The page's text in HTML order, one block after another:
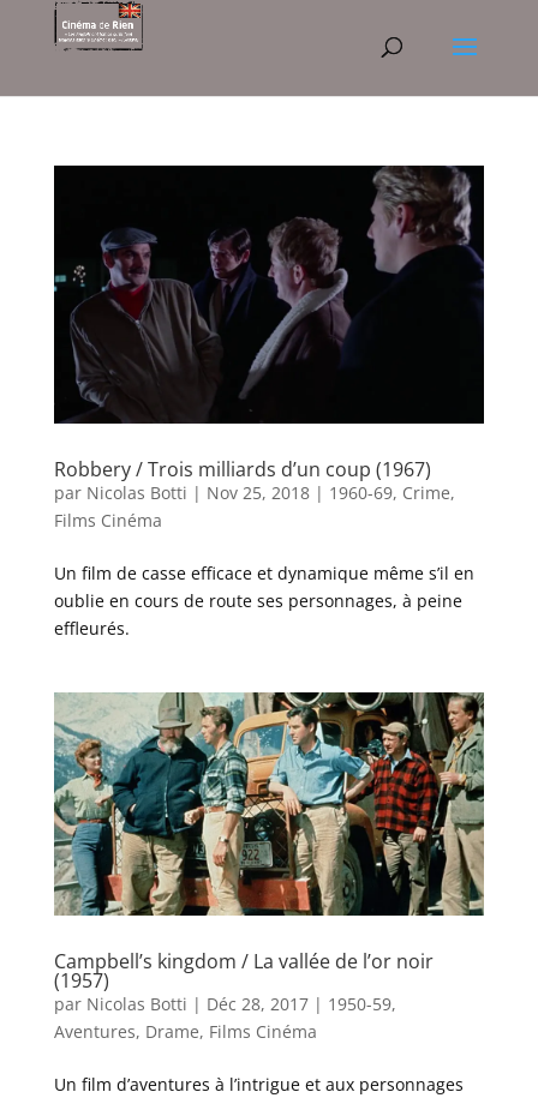
Robbery / Trois milliards d’un coup (1967)
par Nicolas Botti | Nov 25, 2018| 1960-69, Crime,
Films Cinéma
Un film de casse efficace et dynamique même s’il en
oublie en cours de route ses personnages, à peine
effleurés.
Campbell’s kingdom / La vallée de l’or noir
(1957)
par Nicolas Botti | Déc 28, 2017| 1950-59,
Aventures, Drame, Films Cinéma
Un film d’aventures à l’intrigue et aux personnages